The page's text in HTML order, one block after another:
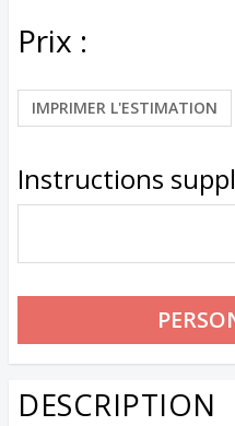
Prix :
IMPRIMER L'ESTIMATION
Instructions
DESCRIPTION